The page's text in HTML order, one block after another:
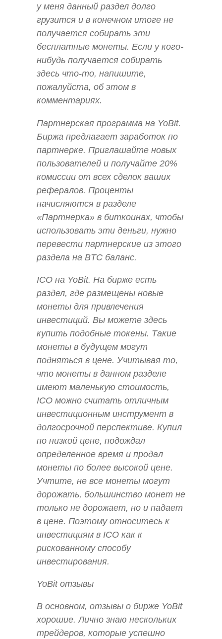
у меня данный раздел долго
грузится и в конечном итоге не
получается собирать эти
бесплатные монеты. Если у кого-
нибудь получается собирать
здесь что-то, напишите,
пожалуйста, об этом в
комментариях.
Партнерская программа на YoBit.
Биржа предлагает заработок по
партнерке. Приглашайте новых
пользователей и получайте 20%
комиссии от всех сделок ваших
рефералов. Проценты
начисляются в разделе
«Партнерка» в биткоинах, чтобы
использовать эти деньги, нужно
перевести партнерские из этого
раздела на BTC баланс.
ICO на YoBit. На бирже есть
раздел, где размещены новые
монеты для привлечения
инвестиций. Вы можете здесь
купить подобные токены. Такие
монеты в будущем могут
подняться в цене. Учитывая то,
что монеты в данном разделе
имеют маленькую стоимость,
ICO можно считать отличным
инвестиционным инструмент в
долгосрочной перспективе. Купил
по низкой цене, подождал
определенное время и продал
монеты по более высокой цене.
Учтите, не все монеты могут
дорожать, большинство монет не
только не дорожает, но и падает
в цене. Поэтому относитесь к
инвестициям в ICO как к
рискованному способу
инвестирования.
YoBit отзывы
В основном, отзывы о бирже YoBit
хорошие. Лично знаю нескольких
трейдеров, которые успешно